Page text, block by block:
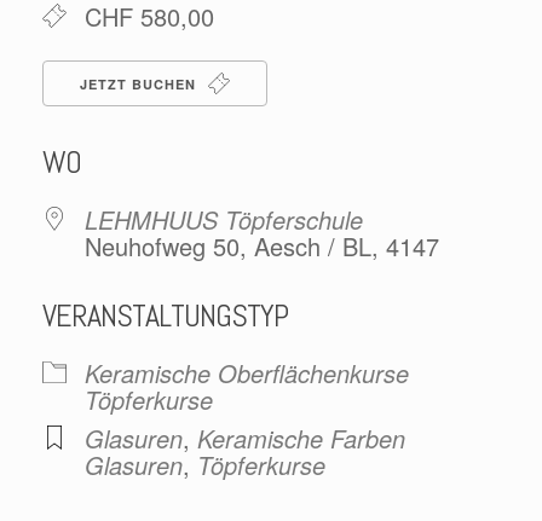
CHF 580,00
JETZT BUCHEN
WO
LEHMHUUS Töpferschule
Neuhofweg 50, Aesch / BL, 4147
VERANSTALTUNGSTYP
Keramische Oberflächenkurse
Töpferkurse
Glasuren, Keramische Farben
Glasuren, Töpferkurse